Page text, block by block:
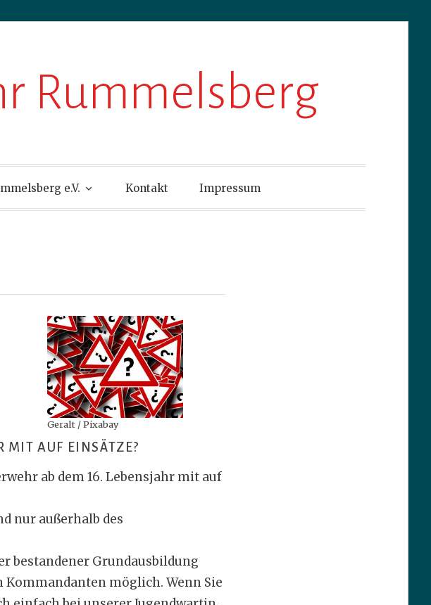
Rummelsberg
e.V. Kontakt Impressum
Geralt / Pixabay
MIT AUF EINSÄTZE?
ab dem 16. Lebensjahr mit auf
nur außerhalb des
bestandener Grundausbildung
möglich. Wenn Sie